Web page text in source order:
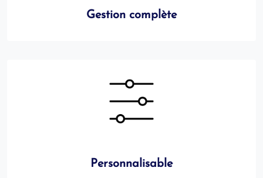
Gestion complète
Personnalisable